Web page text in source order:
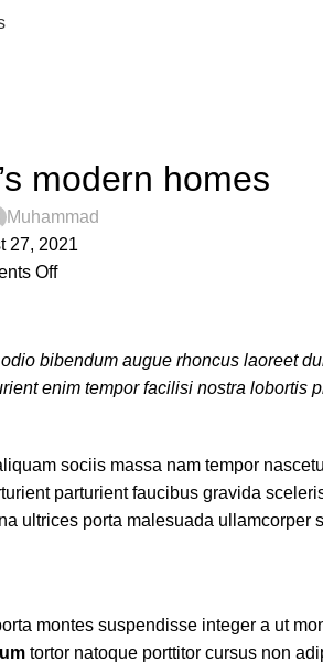
modern homes
Muhammad
27, 2021
Off
bibendum augue rhoncus laoreet
enim tempor facilisi nostra lobortis
sociis massa nam tempor
parturient faucibus gravida
ultrices porta malesuada ullamcorper
montes suspendisse integer a ut
tortor natoque porttitor cursus non